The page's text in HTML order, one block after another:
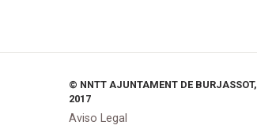
© NNTT AJUNTAMENT DE BURJASSOT,
2017
Aviso Legal